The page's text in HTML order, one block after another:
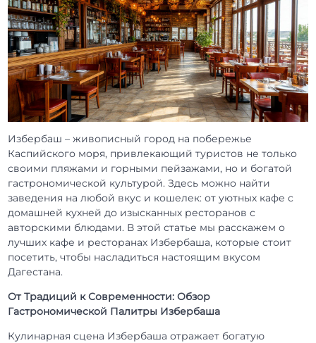
Избербаш – живописный город на побережье
Каспийского моря, привлекающий туристов не только
своими пляжами и горными пейзажами, но и богатой
гастрономической культурой. Здесь можно найти
заведения на любой вкус и кошелек: от уютных кафе с
домашней кухней до изысканных ресторанов с
авторскими блюдами. В этой статье мы расскажем о
лучших кафе и ресторанах Избербаша, которые стоит
посетить, чтобы насладиться настоящим вкусом
Дагестана.
От Традиций к Современности: Обзор
Гастрономической Палитры Избербаша
Кулинарная сцена Избербаша отражает богатую